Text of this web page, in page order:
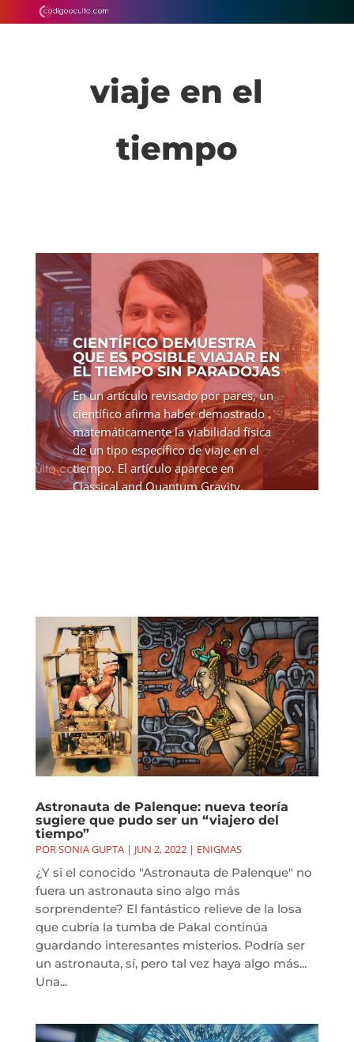
viaje en el
tiempo
CIENTÍFICO DEMUESTRA
QUE ES POSIBLE VIAJAR EN
EL TIEMPO SIN PARADOJAS
En un artículo revisado por pares, un
científico afirma haber demostrado
matemáticamente la viabilidad física
de un tipo específico de viaje en el
tiempo. El artículo aparece en
Classical and Quantum Gravity.
Astronauta de Palenque: nueva teoría
sugiere que pudo ser un “viajero del
tiempo”
PORSONIA GUPTA| JUN 2, 2022| ENIGMAS
¿Y si el conocido "Astronauta de Palenque" no
fuera un astronauta sino algo más
sorprendente? El fantástico relieve de la losa
que cubría la tumba de Pakal continúa
guardando interesantes misterios. Podría ser
un astronauta, sí, pero tal vez haya algo más...
Una...